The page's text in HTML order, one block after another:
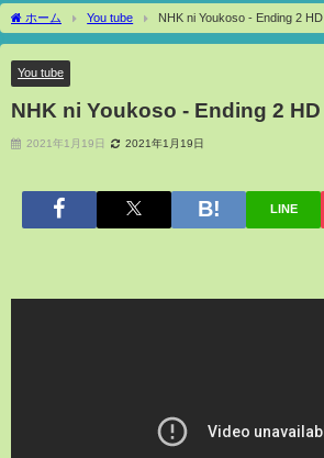
ホーム You tube NHK ni Youkoso - Ending 2 HD
You tube
NHK ni Youkoso - Ending 2 HD
2021年1月19日 2021年1月19日
LINE